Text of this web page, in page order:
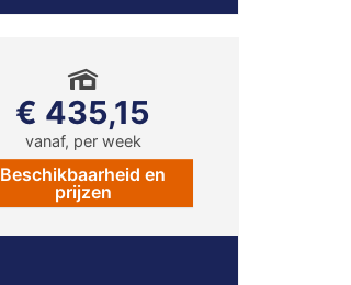
€ 435,15
vanaf, per week
Beschikbaarheid en
prijzen